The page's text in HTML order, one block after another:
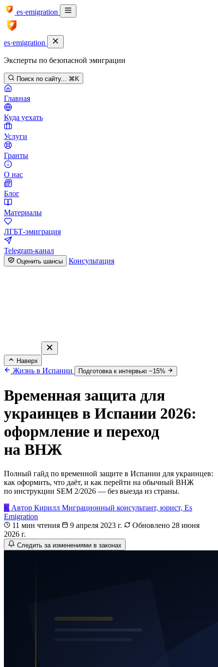
es·emigration
es·emigration
Эксперты по безопасной эмиграции
Поиск по сайту... ⌘K
Главная
Куда уехать
Услуги
Гранты
О нас
Блог
Материалы
ЛГБТ-эмиграция
Telegram-канал
Оценить шансы Консультация
Наверх
Жизнь в Испании Подготовка к интервью −15%
Временная защита для
украинцев в Испании 2026:
оформление и переход
на ВНЖ
Полный гайд по временной защите в Испании для украинцев:
как оформить, что даёт, и как перейти на обычный ВНЖ
по инструкции SEM 2/2026 — без выезда из страны.
К Автор Кирилл Миграционный консультант, юрист, Es
Emigration
11 мин чтения
9 апреля 2023 г.
Обновлено 28 июня
2026 г.
Следить за изменениями в законах